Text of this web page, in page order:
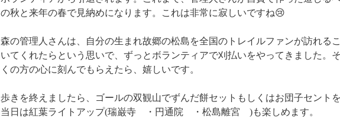
の秋と来年の春で見納めになります。これは非常に寂しいですね😢
森の管理人さんは、自分の生まれ故郷の松島を全国のトレイルファンが訪れる
いてくれたらという思いで、ずっとボランティアで刈払いをやってきました。
くの方の心に刻んでもらえたら、嬉しいです。
歩きを終えましたら、ゴールの双観山でずんだ餅セットもしくはお団子セントを
当日は紅葉ライトアップ(瑞巌寺　・円通院　・松島離宮　)も楽しめます。